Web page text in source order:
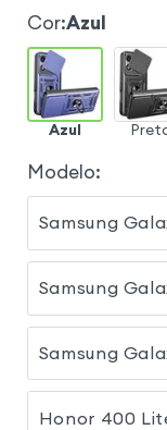
Cor:Azul
Azul
Modelo:
Samsung
Samsung
Samsung
Honor 400